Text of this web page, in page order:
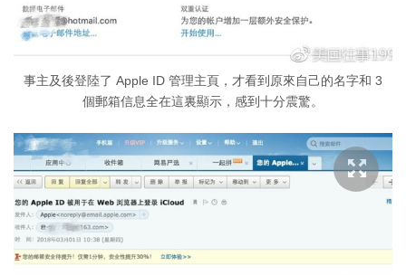
事主及後登陸了 Apple ID 管理主頁，才看到原來自己的名字和 3
個郵箱信息全在這裏顯示，感到十分震驚。